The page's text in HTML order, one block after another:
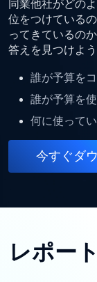
同業他社がどの
位をつけている
ってきているの
答えを見つけよう
誰が予算を
誰が予算を
何に使って
今すぐダ
レポー